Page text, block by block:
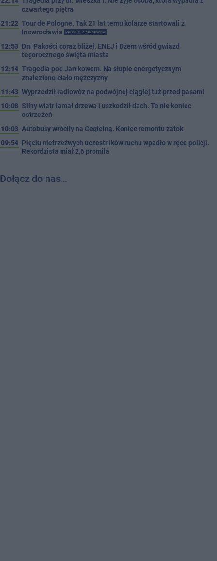
czwartego piętra
21:22 Tour de Pologne. Tak 21 lat temu kolarze startowali z
Inowrocławia
PROSTO Z ARCHIWUM
12:53 Dni Pakości coraz bliżej. ENEJ i Dżem wśród gwiazd
tegorocznego święta miasta
12:14 Tragedia pod Janikowem. Na słupie energetycznym
znaleziono ciało mężczyzny
11:43 Wyprzedził radiowóz na podwójnej ciągłej tuż przed pasami
10:08 Silny wiatr łamał drzewa i uszkodził dach. To nie koniec
ostrzeżeń
10:03 Autobusy wróciły na Cegielną. Koniec remontu zatok
09:54 Pięciu nietrzeźwych uczestników ruchu wpadło w ręce policji.
Rekordzista miał 2,6 promila
Dołącz do nas…